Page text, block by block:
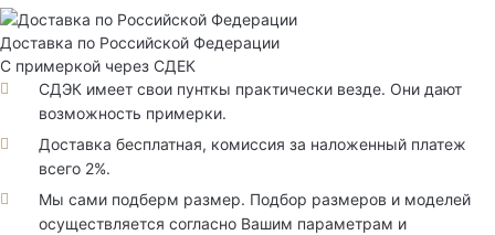
Доставка по Российской Федерации
С примеркой через СДЕК
СДЭК имеет свои пунткы практически везде. Они дают
возможность примерки.
Доставка бесплатная, комиссия за наложенный платеж
всего 2%.
Мы сами подберм размер. Подбор размеров и моделей
осуществляется согласно Вашим параметрам и